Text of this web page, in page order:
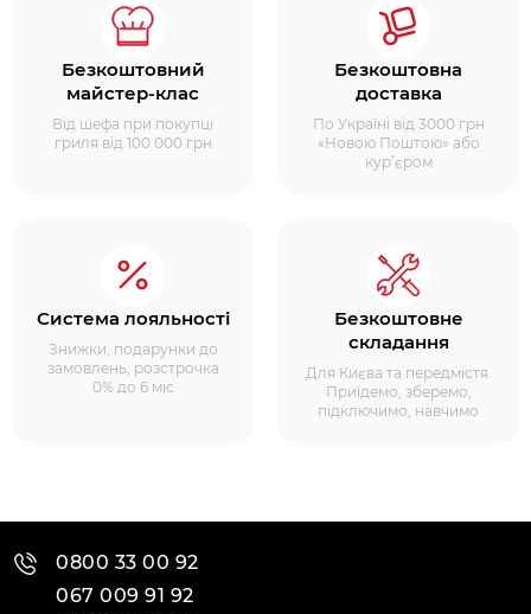
Безкоштовний
майстер-клас
Від шефа при покупці
гриля від 100 000 грн
Безкоштовна
доставка
По Україні від 3000 грн
«Новою Поштою» або
кур’єром
Система лояльності
Знижки, подарунки до
замовлень, розстрочка
0% до 6 міс
Безкоштовне
складання
Для Києва та передмістя.
Приїдемо, зберемо,
підключимо, навчимо
0800 33 00 92
067 009 91 92